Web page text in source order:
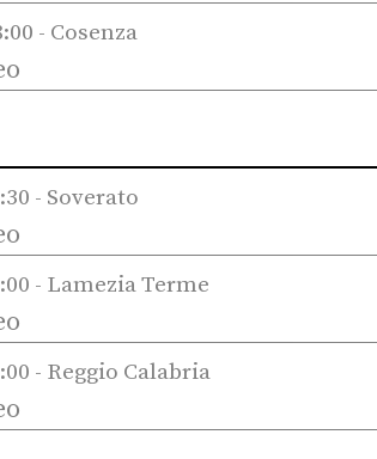
- Cosenza
- Soverato
- Lamezia Terme
- Reggio Calabria